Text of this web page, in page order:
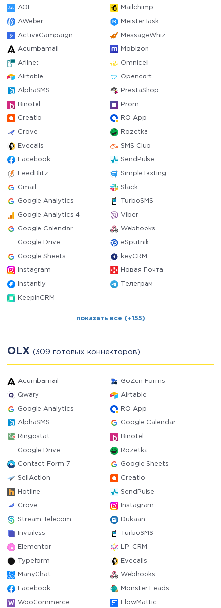
AOL Mailchimp
AWeber MeisterTask
ActiveCampaign MessageWhiz
Acumbamail Mobizon
Afilnet Omnicell
Airtable Opencart
AlphaSMS PrestaShop
Binotel Prom
Creatio RO App
Crove Rozetka
Evecalls SMS Club
Facebook SendPulse
FeedBlitz SimpleTexting
Gmail Slack
Google Analytics TurboSMS
Google Analytics 4 Viber
Google Calendar Webhooks
Google Drive eSputnik
Google Sheets keyCRM
Instagram Новая Почта
Instantly Телеграм
KeepinCRM
показать все (+155)
OLX (309 готовых коннекторов)
Acumbamail GoZen Forms
Qwary Airtable
Google Analytics RO App
AlphaSMS Google Calendar
Ringostat Binotel
Google Drive Rozetka
Contact Form 7 Google Sheets
SellAction Creatio
Hotline SendPulse
Crove Instagram
Stream Telecom Dukaan
Invoiless TurboSMS
Elementor LP-CRM
Typeform Evecalls
ManyChat Webhooks
Facebook Monster Leads
WooCommerce FlowMattic